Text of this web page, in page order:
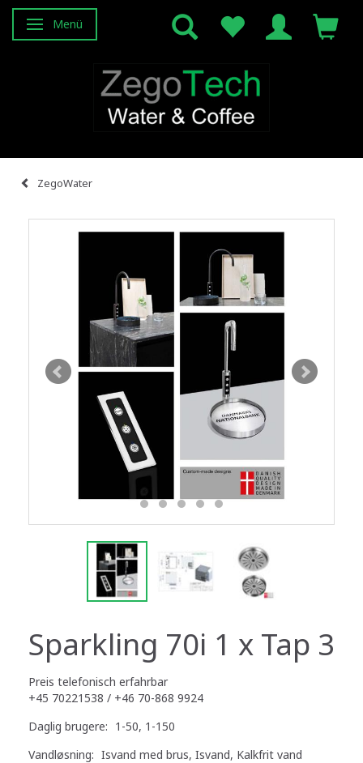
Anzeige ändern
Menü
ZegoWater
Sparkling 70i 1 x Tap 3
Preis telefonisch erfahrbar
+45 70221538 / +46 70-868 9924
Daglig brugere: 1-50, 1-150
Vandløsning: Isvand med brus, Isvand, Kalkfrit vand